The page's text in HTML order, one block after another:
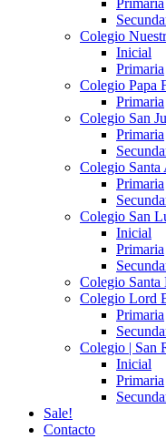
Primaria
Colegio
Inicial
Primaria
Colegio Papa
Primaria
Colegio San
Primaria
Colegio Santa
Primaria
Colegio San
Inicial
Primaria
Colegio Santa
Colegio Lord
Primaria
Colegio | San
Inicial
Primaria
Sale!
Contacto